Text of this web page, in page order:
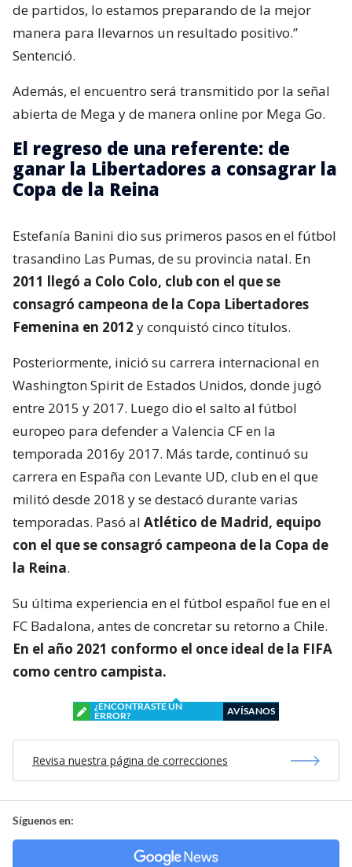
de partidos, lo estamos preparando de la mejor
manera para llevarnos un resultado positivo.”
Sentenció.
Además, el encuentro será transmitido por la señal
abierta de Mega y de manera online por Mega Go.
El regreso de una referente: de
ganar la Libertadores a consagrar la
Copa de la Reina
Estefanía Banini dio sus primeros pasos en el fútbol
trasandino Las Pumas, de su provincia natal. En
2011 llegó a Colo Colo, club con el que se
consagró campeona de la Copa Libertadores
Femenina en 2012 y conquistó cinco títulos.
Posteriormente, inició su carrera internacional en
Washington Spirit de Estados Unidos, donde jugó
entre 2015 y 2017. Luego dio el salto al fútbol
europeo para defender a Valencia CF en la
temporada 2016y 2017. Más tarde, continuó su
carrera en España con Levante UD, club en el que
militó desde 2018 y se destacó durante varias
temporadas. Pasó al Atlético de Madrid, equipo
con el que se consagró campeona de la Copa de
la Reina.
Su última experiencia en el fútbol español fue en el
FC Badalona, antes de concretar su retorno a Chile.
En el año 2021 conformo el once ideal de la FIFA
como centro campista.
¿ENCONTRASTE UN
ERROR?
AVÍSANOS
Revisa nuestra página de correcciones
Síguenos en: